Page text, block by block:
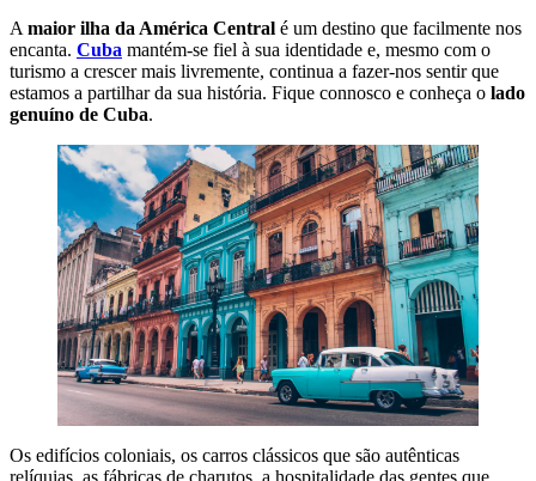
Amaior ilha da América Central é um destino que facilmente nos
encanta. Cuba mantém-se fiel à sua identidade e, mesmo com o
turismo a crescer mais livremente, continua a fazer-nos sentir que
estamos a partilhar da sua história. Fique connosco e conheça o lado
genuíno de Cuba.
Os edifícios coloniais, os carros clássicos que são autênticas